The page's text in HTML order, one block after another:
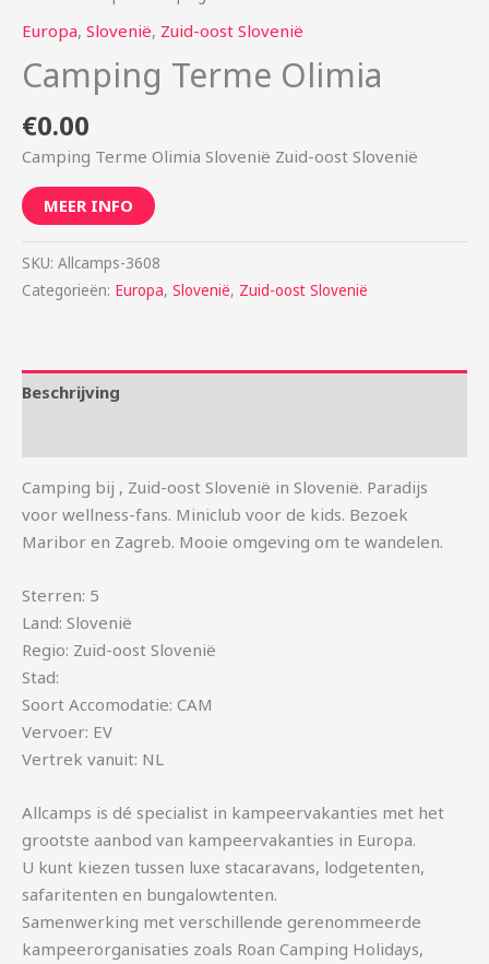
Europa, Slovenië, Zuid-oost Slovenië
Camping Terme Olimia
€0.00
Camping Terme Olimia Slovenië Zuid-oost Slovenië
MEER INFO
SKU: Allcamps-3608
Categorieën: Europa, Slovenië, Zuid-oost Slovenië
Beschrijving
Camping bij , Zuid-oost Slovenië in Slovenië. Paradijs
voor wellness-fans. Miniclub voor de kids. Bezoek
Maribor en Zagreb. Mooie omgeving om te wandelen.
Sterren: 5
Land: Slovenië
Regio: Zuid-oost Slovenië
Stad:
Soort Accomodatie: CAM
Vervoer: EV
Vertrek vanuit: NL
Allcamps is dé specialist in kampeervakanties met het
grootste aanbod van kampeervakanties in Europa.
U kunt kiezen tussen luxe stacaravans, lodgetenten,
safaritenten en bungalowtenten.
Samenwerking met verschillende gerenommeerde
kampeerorganisaties zoals Roan Camping Holidays,